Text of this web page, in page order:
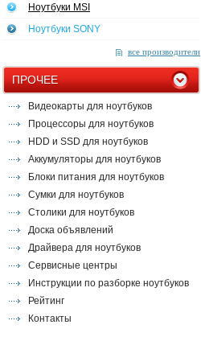
Ноутбуки MSI
Ноутбуки SONY
все производители
ПРОЧЕЕ
Видеокарты для ноутбуков
Процессоры для ноутбуков
HDD и SSD для ноутбуков
Аккумуляторы для ноутбуков
Блоки питания для ноутбуков
Сумки для ноутбуков
Столики для ноутбуков
Доска объявлений
Драйвера для ноутбуков
Сервисные центры
Инструкции по разборке ноутбуков
Рейтинг
Контакты